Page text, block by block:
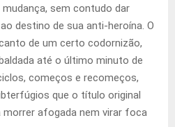
sem contudo dar
destino de sua anti-heroína. O
de um certo codornizão,
até o último minuto de
começos e recomeços,
que o título original
morrer afogada nem virar foca